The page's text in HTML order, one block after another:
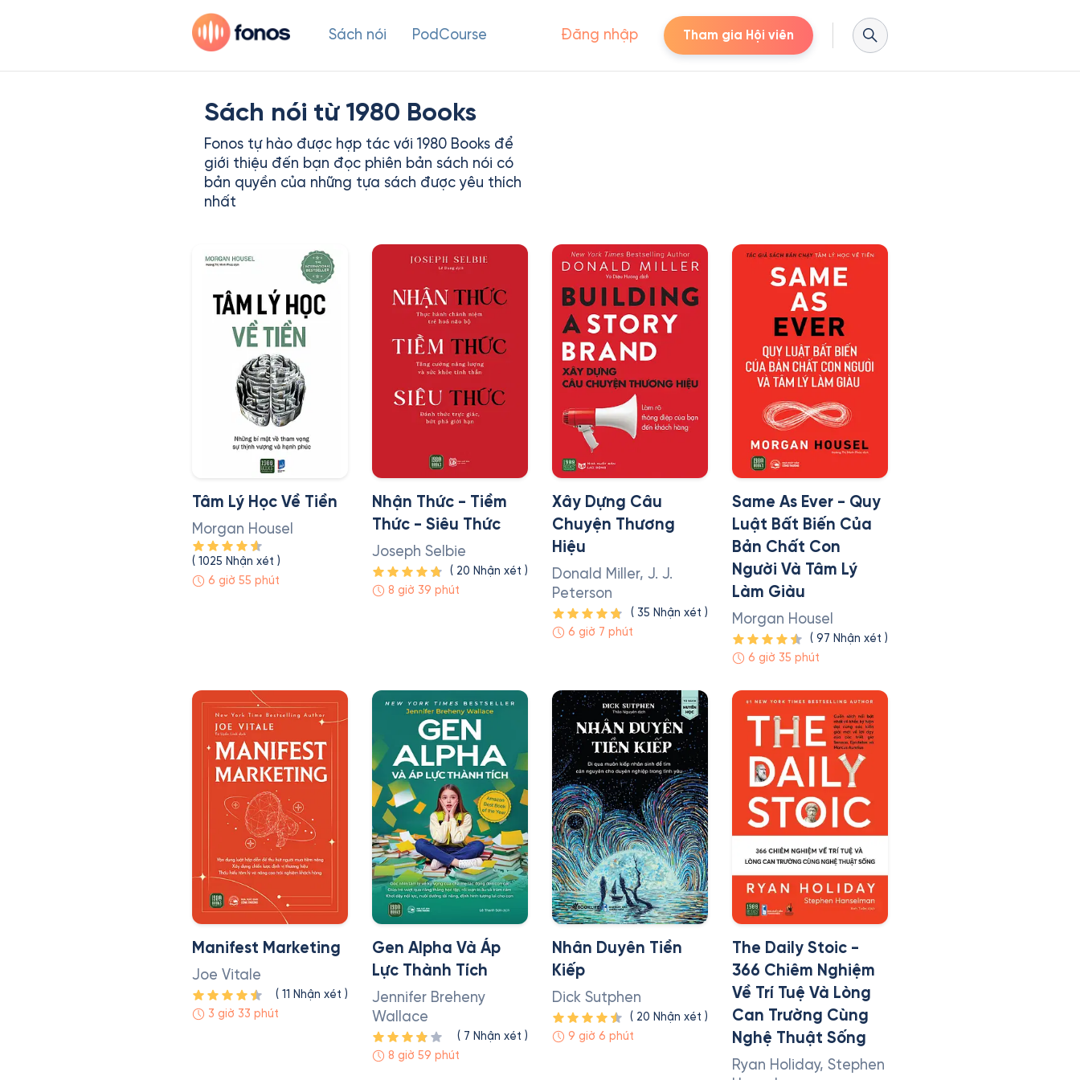
Sách nói PodCourse Đăng nhập Tham gia Hội viên
Sách nói từ 1980 Books
Fonos tự hào được hợp tác với 1980 Books để
giới thiệu đến bạn đọc phiên bản sách nói có
bản quyền của những tựa sách được yêu thích
nhất
Tâm Lý Học Về Tiền
Morgan Housel
( 1025 Nhận xét )
6 giờ 55 phút
Nhận Thức - Tiềm
Thức - Siêu Thức
Joseph Selbie
( 20 Nhận xét )
8 giờ 39 phút
Xây Dựng Câu
Chuyện Thương
Hiệu
Donald Miller, J. J.
Peterson
( 35 Nhận xét )
6 giờ 7 phút
Same As Ever - Quy
Luật Bất Biến Của
Bản Chất Con
Người Và Tâm Lý
Làm Giàu
Morgan Housel
( 97 Nhận xét )
6 giờ 35 phút
Manifest Marketing
Joe Vitale
( 11 Nhận xét )
3 giờ 33 phút
Gen Alpha Và Áp
Lực Thành Tích
Jennifer Breheny
Wallace
( 7 Nhận xét )
8 giờ 59 phút
Nhân Duyên Tiền
Kiếp
Dick Sutphen
( 20 Nhận xét )
9 giờ 6 phút
The Daily Stoic -
366 Chiêm Nghiệm
Về Trí Tuệ Và Lòng
Can Trường Cùng
Nghệ Thuật Sống
Ryan Holiday, Stephen